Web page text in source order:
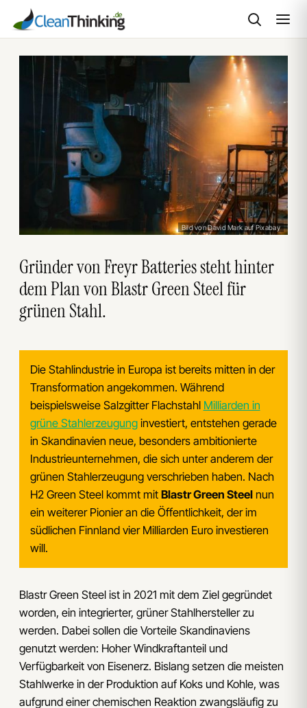
Bild von David Mark auf Pixabay
Gründer von Freyr Batteries steht hinter
dem Plan von Blastr Green Steel für
grünen Stahl.
Die Stahlindustrie in Europa ist bereits mitten in der
Transformation angekommen. Während
beispielsweise Salzgitter Flachstahl Milliarden in
grüne Stahlerzeugunginvestiert, entstehen gerade
in Skandinavien neue, besonders ambitionierte
Industrieunternehmen, die sich unter anderem der
grünen Stahlerzeugung verschrieben haben. Nach
H2 Green Steel kommt mit Blastr Green Steelnun
ein weiterer Pionier an die Öffentlichkeit, der im
südlichen Finnland vier Milliarden Euro investieren
will.
Blastr Green Steel ist in 2021 mit dem Ziel gegründet
worden, ein integrierter, grüner Stahlhersteller zu
werden. Dabei sollen die Vorteile Skandinaviens
genutzt werden: Hoher Windkraftanteil und
Verfügbarkeit von Eisenerz. Bislang setzen die meisten
Stahlwerke in der Produktion auf Koks und Kohle, was
aufgrund einer chemischen Reaktion zwangsläufig zu